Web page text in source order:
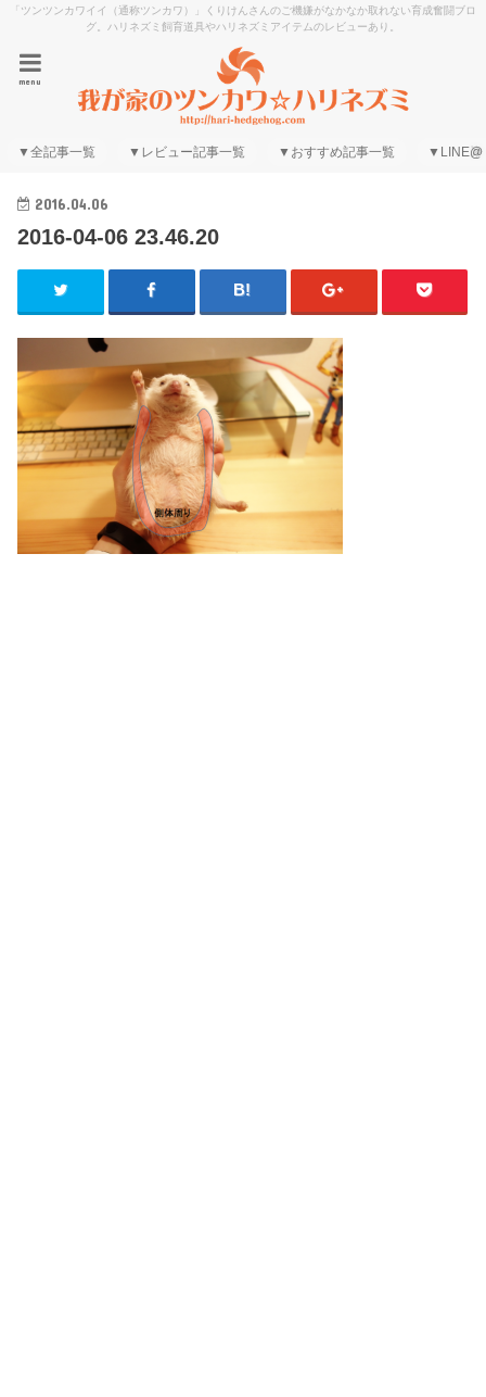
「ツンツンカワイイ（通称ツンカワ）」くりけんさんのご機嫌がなかなか取れない育成奮闘ブロ
グ。ハリネズミ飼育道具やハリネズミアイテムのレビューあり。
menu
▼全記事一覧 ▼レビュー記事一覧 ▼おすすめ記事一覧 ▼LINE@
2016.04.06
2016-04-06 23.46.20